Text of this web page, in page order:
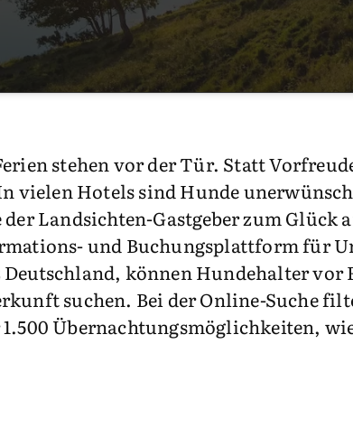
stehen vor der Tür. Statt
vielen Hotels sind Hunde
Landsichten-Gastgeber zum
und Buchungsplattform für
Deutschland, können Hundehalter vor
suchen. Bei der Online-Suche
Übernachtungsmöglichkeiten,